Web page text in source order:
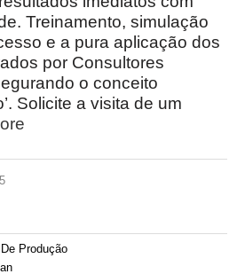
Treinamento, simulação
e a pura aplicação dos
por Consultores
o conceito
Solicite a visita de um
Produção